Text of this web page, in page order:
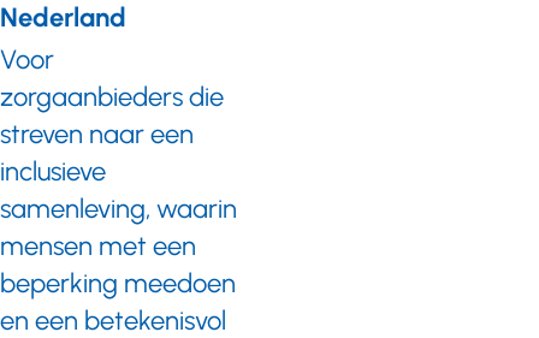
Nederland
Voor
zorgaanbieders die
streven naar een
inclusieve
samenleving, waarin
mensen met een
beperking meedoen
en een betekenisvol